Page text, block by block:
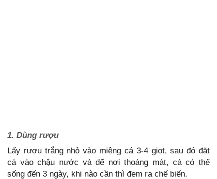
1. Dùng rượu
Lấy rượu trắng nhỏ vào miệng cá 3-4 giọt, sau đó đặt
cá vào chậu nước và để nơi thoáng mát, cá có thể
sống đến 3 ngày, khi nào cần thì đem ra chế biến.